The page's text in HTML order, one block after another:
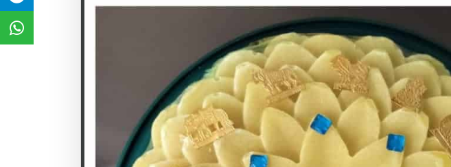
ते माटे तुं
हुं छुं सेवक
एह संबंधमा
वाचक
ऋषभ-